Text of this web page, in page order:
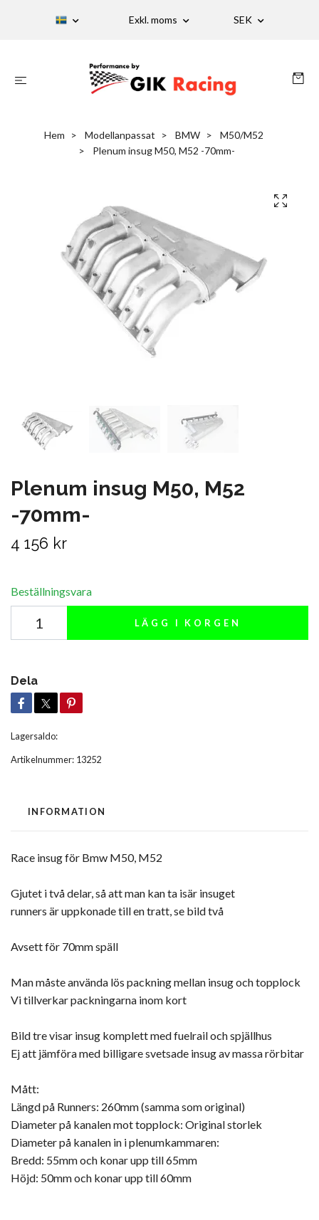
Exkl. moms SEK
Hem Modellanpassat BMW
M50/M52
Plenum insug M50, M52 -70mm-
Plenum insug M50, M52
-70mm-
4 156 kr
Beställningsvara
LÄGG I KORGEN
Dela
Lagersaldo:
Artikelnummer: 13252
INFORMATION
Race insug för Bmw M50, M52
Gjutet i två delar, så att man kan ta isär insuget
runners är uppkonade till en tratt, se bild två
Avsett för 70mm späll
Man måste använda lös packning mellan insug och topplock
Vi tillverkar packningarna inom kort
Bild tre visar insug komplett med fuelrail och spjällhus
Ej att jämföra med billigare svetsade insug av massa rörbitar
Mått:
Längd på Runners: 260mm (samma som original)
Diameter på kanalen mot topplock: Original storlek
Diameter på kanalen in i plenumkammaren:
Bredd: 55mm och konar upp till 65mm
Höjd: 50mm och konar upp till 60mm